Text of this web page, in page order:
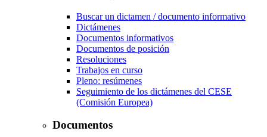
Buscar un dictamen / documento informativo
Dictámenes
Documentos informativos
Documentos de posición
Resoluciones
Trabajos en curso
Pleno: resúmenes
Seguimiento de los dictámenes del CESE
(Comisión Europea)
Documentos